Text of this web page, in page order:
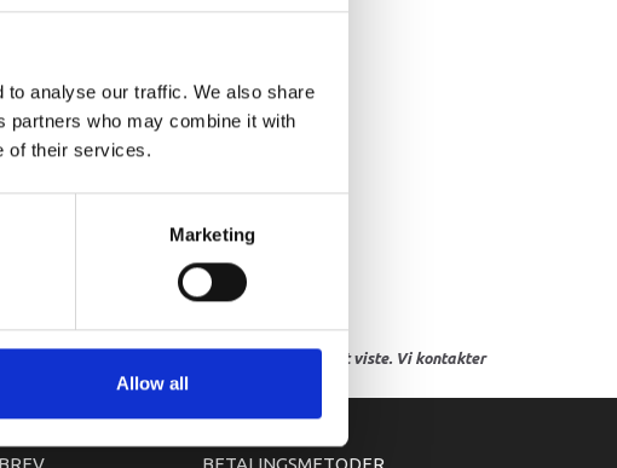
analyse our traffic. We also share
partners who may combine it with
of their services.
Marketing
Allow all
kan leveres, eller hvor prisen afviger fra det viste. Vi kontakter
BETALINGSMETODER